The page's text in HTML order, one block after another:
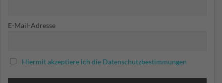
E-Mail-Adresse
Hiermit akzeptiere ich die Datenschutzbestimmungen